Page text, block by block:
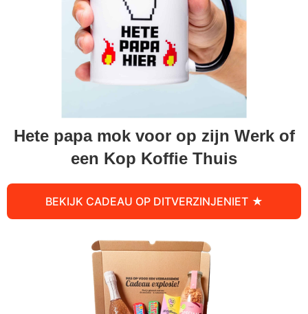
Hete papa mok voor op zijn Werk of
een Kop Koffie Thuis
BEKIJK CADEAU OP DITVERZINJENIET